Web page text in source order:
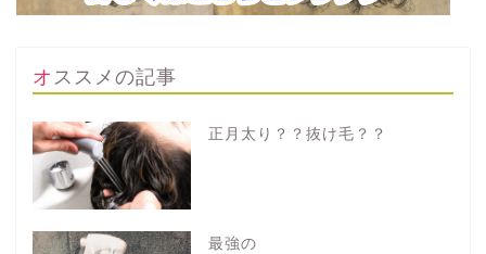
オススメの記事
正月太り？？抜け毛？？
最強の